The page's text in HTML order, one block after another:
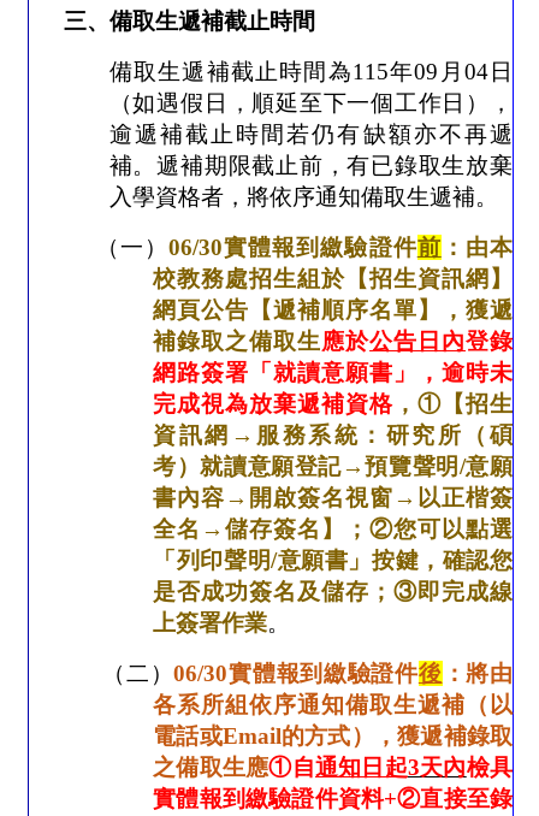
三、備取生遞補截止時間
備取生遞補截止時間為115年09 月 04日
（如遇假日，順延至下一個工作日），
逾遞補截止時間若仍有缺額亦不再遞
補。遞補期限截止前，有已錄取生放棄
入學資格者，將依序通知備取生遞補。
（一） 06/30實體報到繳驗證件前 ：由本
校教務處招生組於【招生資訊網】
網頁公告【遞補順序名單】，獲遞
補錄取之備取生應於公告日內登錄
網路簽署「就讀意願書」，逾時未
完成視為放棄遞補資格 ，① 【招生
資訊網 → 服務系統：研究所（碩
考）就讀意願登記→預覽聲明/意願
書內容→ 開啟簽名視窗→ 以正楷簽
全名 → 儲存簽名】； ②您可以點選
「列印聲明/意願書」按鍵，確認您
是否成功簽名及儲存； ③即完成線
上簽署作業。
（二）06/30實體報到繳驗證件後 ：將由
各系所組依序通知備取生遞補（以
電話或Email的方式），獲遞補錄取
之備取生應①自通知日起3天內檢具
實體報到繳驗證件資料+②直接至錄